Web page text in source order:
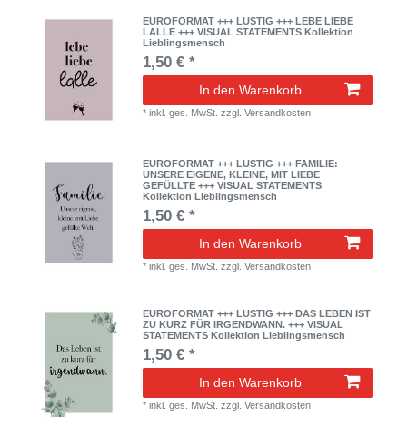
EUROFORMAT +++ LUSTIG +++ LEBE LIEBE
LALLE +++ VISUAL STATEMENTS Kollektion
Lieblingsmensch
1,50 € *
In den Warenkorb
*inkl. ges. MwSt. zzgl.Versandkosten
EUROFORMAT +++ LUSTIG +++ FAMILIE:
UNSERE EIGENE, KLEINE, MIT LIEBE
GEFÜLLTE +++ VISUAL STATEMENTS
Kollektion Lieblingsmensch
1,50 € *
In den Warenkorb
*inkl. ges. MwSt. zzgl.Versandkosten
EUROFORMAT +++ LUSTIG +++ DAS LEBEN IST
ZU KURZ FÜR IRGENDWANN. +++ VISUAL
STATEMENTS Kollektion Lieblingsmensch
1,50 € *
In den Warenkorb
*inkl. ges. MwSt. zzgl.Versandkosten